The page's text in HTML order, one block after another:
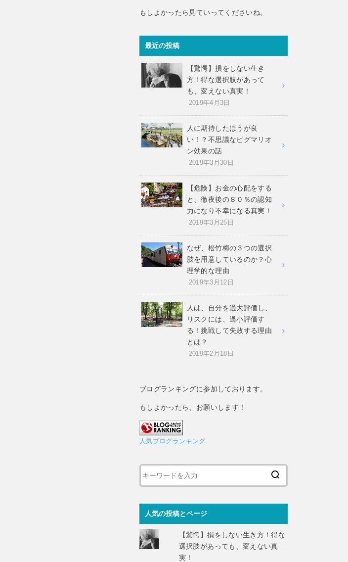
もしよかったら見ていってくださいね。
最近の投稿
【驚愕】損をしない生き
方！得な選択肢があって
も、変えない真実！
2019年4月3日
人に期待したほうが良
い！？不思議なピグマリオ
ン効果の話
2019年3月30日
【危険】お金の心配をする
と、徹夜後の８０％の認知
力になり不幸になる真実！
2019年3月25日
なぜ、松竹梅の３つの選択
肢を用意しているのか？心
理学的な理由
2019年3月12日
人は、自分を過大評価し、
リスクには、過小評価す
る！挑戦して失敗する理由
とは？
2019年2月18日
ブログランキングに参加しております。
もしよかったら、お願いします！
人気ブログランキング
人気の投稿とページ
【驚愕】損をしない生き方！得な
選択肢があっても、変えない真
実！